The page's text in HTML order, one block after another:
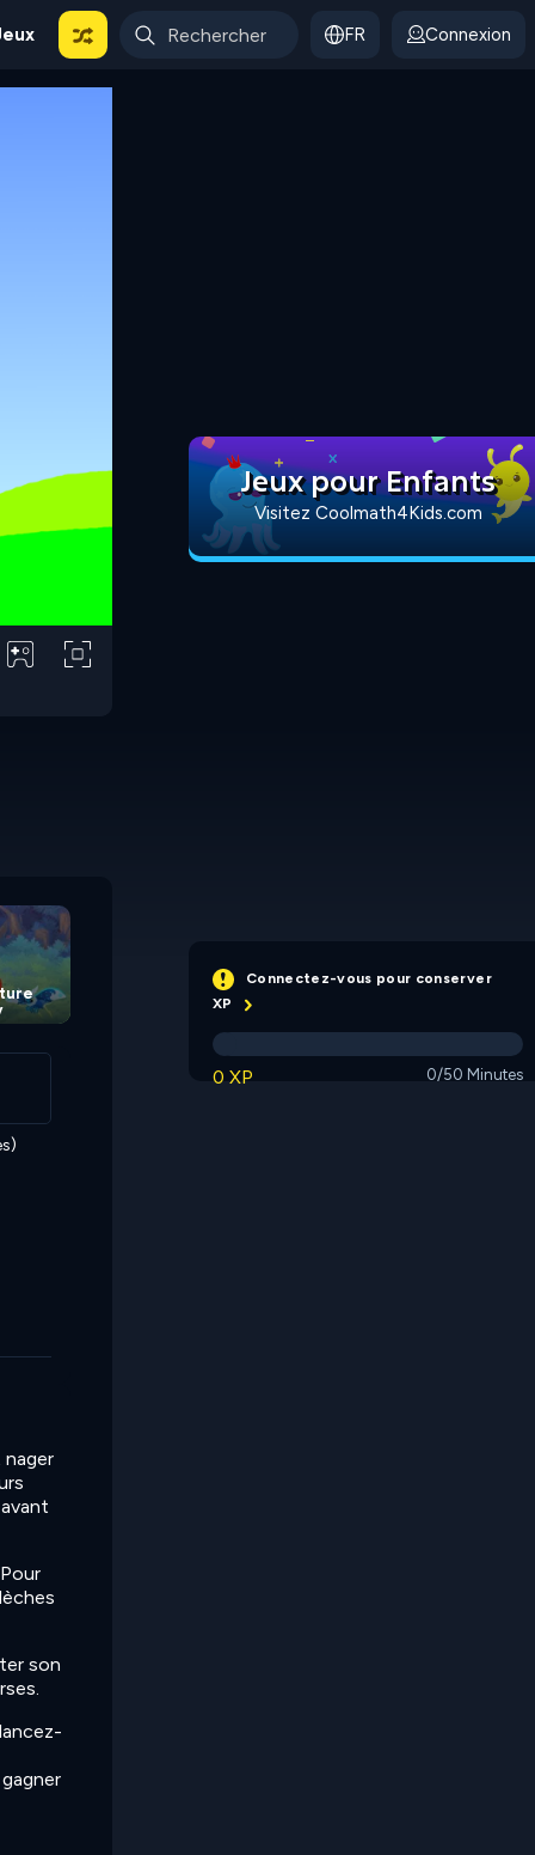
FR Connexion
nager
son
Jeux pour Enfants
Visitez Coolmath4Kids.com
Connectez-vous pour conserver
XP
0 XP 0/50 Minutes